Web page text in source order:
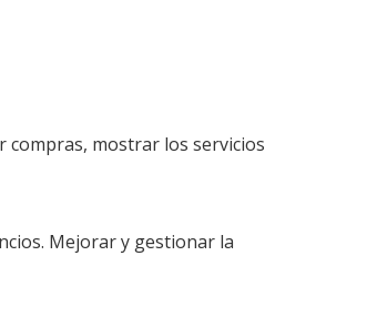
compras, mostrar los servicios
Mejorar y gestionar la